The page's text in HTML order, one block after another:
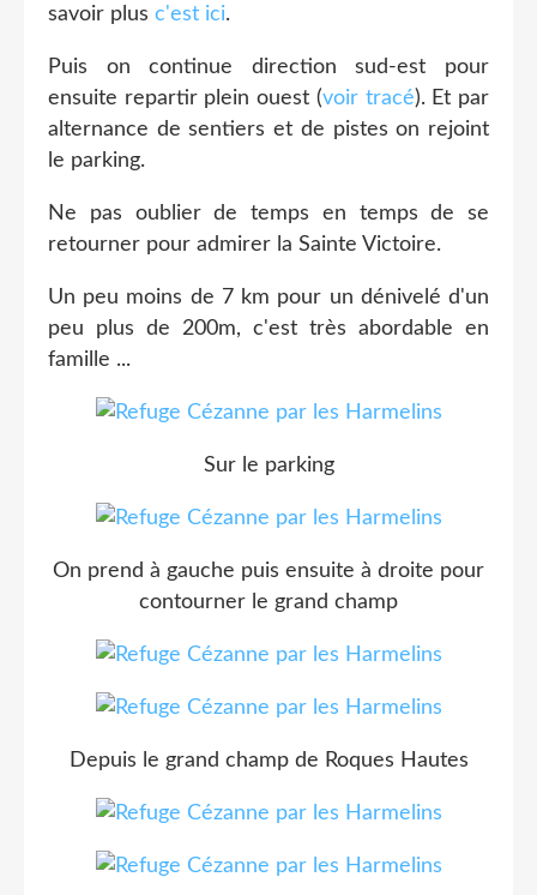
savoir plus c'est ici.
Puis on continue direction sud-est pour
ensuite repartir plein ouest (voir tracé). Et par
alternance de sentiers et de pistes on rejoint
le parking.
Ne pas oublier de temps en temps de se
retourner pour admirer la Sainte Victoire.
Un peu moins de 7 km pour un dénivelé d'un
peu plus de 200m, c'est très abordable en
famille ...
Sur le parking
On prend à gauche puis ensuite à droite pour
contourner le grand champ
Depuis le grand champ de Roques Hautes